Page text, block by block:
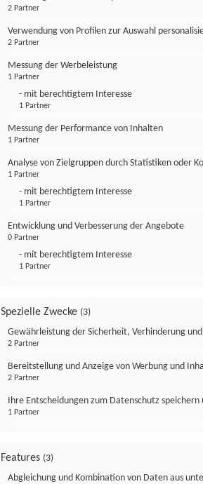
2 Partner
Verwendung von Profilen zur Auswahl
2 Partner
Messung der Werbeleistung
1 Partner
- mit berechtigtem Interesse
1 Partner
Messung der Performance von Inhalten
1 Partner
Analyse von Zielgruppen durch Statistiken oder
1 Partner
- mit berechtigtem Interesse
1 Partner
Entwicklung und Verbesserung der Angebote
0 Partner
- mit berechtigtem Interesse
1 Partner
Spezielle Zwecke (3)
Gewährleistung der Sicherheit, Verhinderung
2 Partner
Bereitstellung und Anzeige von Werbung und
2 Partner
Ihre Entscheidungen zum Datenschutz
1 Partner
Features (3)
Abgleichung und Kombination von Daten aus